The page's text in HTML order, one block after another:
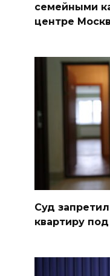
семейными
центре
Суд
квартиру